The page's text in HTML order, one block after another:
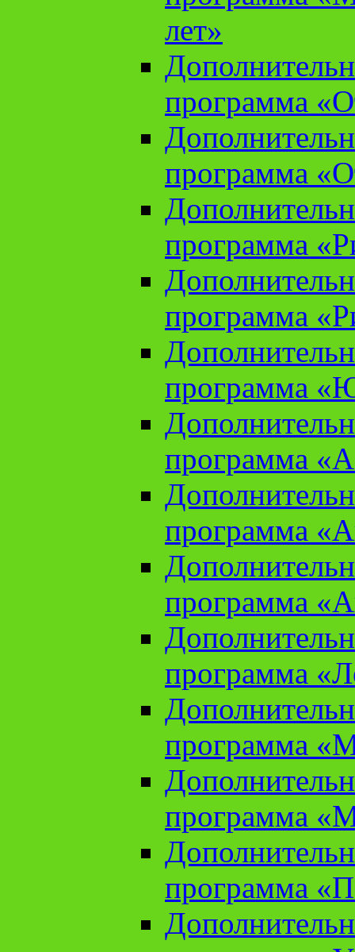
лет»
программа
программа
программа
программа
программа
программа
программа
программа
программа
программа
программа
программа